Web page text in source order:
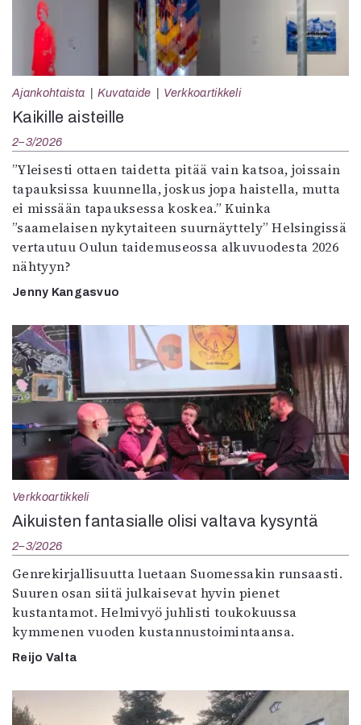
Ajankohtaista Kuvataide Verkkoartikkeli
Kaikille aisteille
2–3/2026
”Yleisesti ottaen taidetta pitää vain katsoa, joissain
tapauksissa kuunnella, joskus jopa haistella, mutta
ei missään tapauksessa koskea.” Kuinka
”saamelaisen nykytaiteen suurnäyttely” Helsingissä
vertautuu Oulun taidemuseossa alkuvuodesta 2026
nähtyyn?
Jenny Kangasvuo
Verkkoartikkeli
Aikuisten fantasialle olisi valtava kysyntä
2–3/2026
Genrekirjallisuutta luetaan Suomessakin runsaasti.
Suuren osan siitä julkaisevat hyvin pienet
kustantamot. Helmivyö juhlisti toukokuussa
kymmenen vuoden kustannustoimintaansa.
Reijo Valta